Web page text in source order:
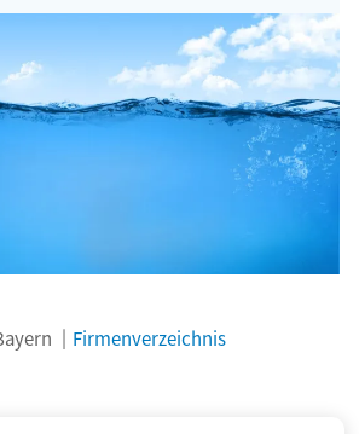
Firmenverzeichnis